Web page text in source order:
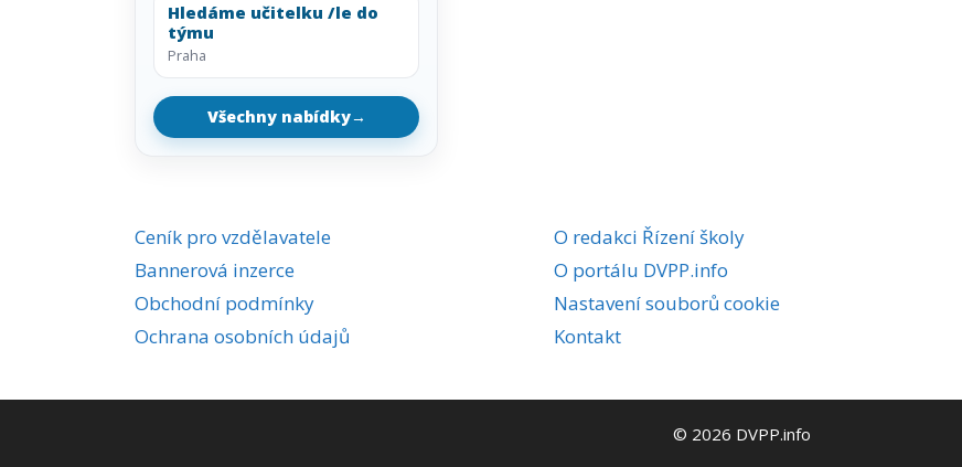
Hledáme učitelku /le do
týmu
Praha
Všechny nabídky→
Ceník pro vzdělavatele
Bannerová inzerce
Obchodní podmínky
Ochrana osobních údajů
O redakci Řízení školy
O portálu DVPP.info
Nastavení souborů cookie
Kontakt
© 2026 DVPP.info